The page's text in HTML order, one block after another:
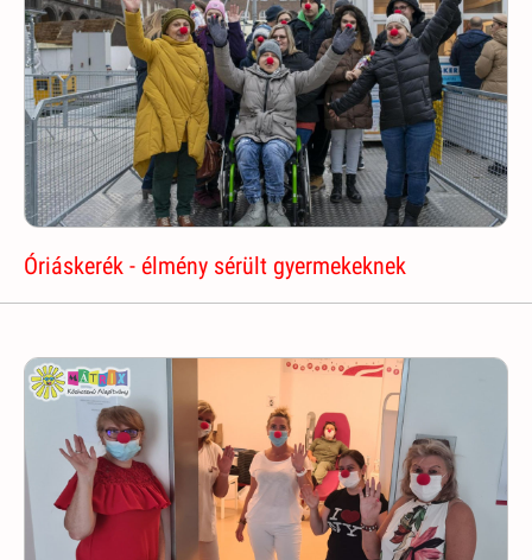
Óriáskerék - élmény sérült gyermekeknek